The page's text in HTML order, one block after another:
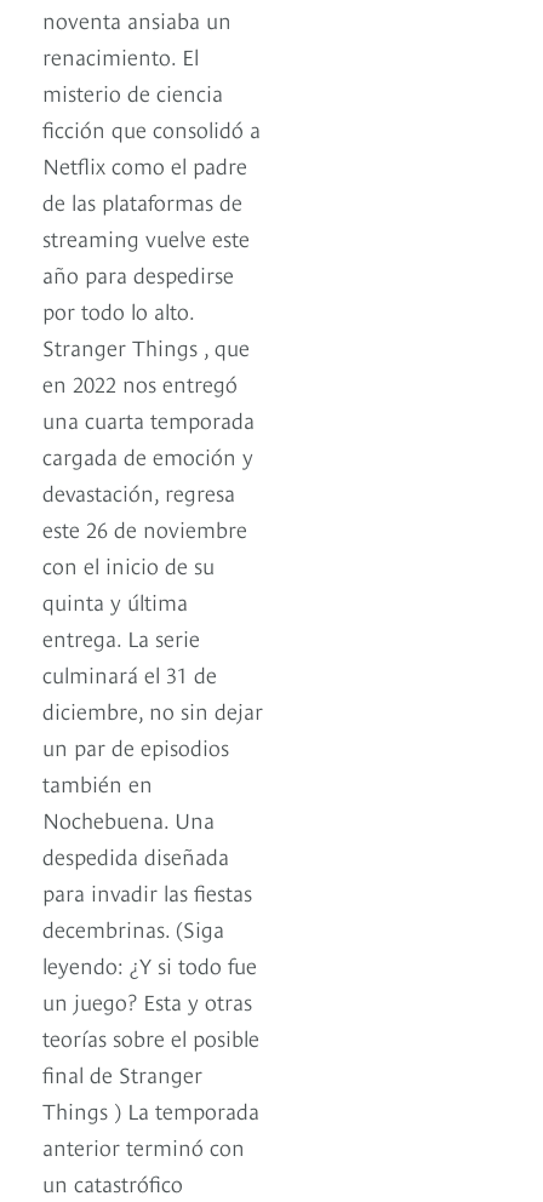
noventa ansiaba un
renacimiento. El
misterio de ciencia
ficción que consolidó a
Netflix como el padre
de las plataformas de
streaming vuelve este
año para despedirse
por todo lo alto.
Stranger Things , que
en 2022 nos entregó
una cuarta temporada
cargada de emoción y
devastación, regresa
este 26 de noviembre
con el inicio de su
quinta y última
entrega. La serie
culminará el 31 de
diciembre, no sin dejar
un par de episodios
también en
Nochebuena. Una
despedida diseñada
para invadir las fiestas
decembrinas. (Siga
leyendo: ¿Y si todo fue
un juego? Esta y otras
teorías sobre el posible
final de Stranger
Things ) La temporada
anterior terminó con
un catastrófico